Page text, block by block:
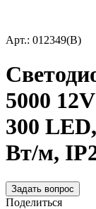
Арт.: 012349(B)
5000
300
Вт/м,
Задать вопрос
Поделиться